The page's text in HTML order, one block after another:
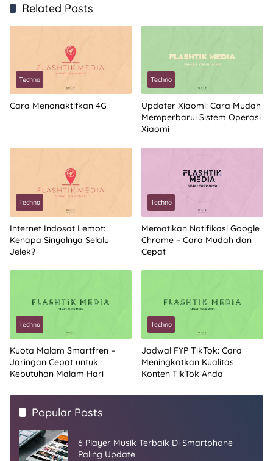
Related Posts
Techno
Cara Menonaktifkan 4G
Techno
Updater Xiaomi: Cara Mudah
Memperbarui Sistem Operasi
Xiaomi
Techno
Internet Indosat Lemot:
Kenapa Sinyalnya Selalu
Jelek?
Techno
Mematikan Notifikasi Google
Chrome – Cara Mudah dan
Cepat
Techno
Kuota Malam Smartfren –
Jaringan Cepat untuk
Kebutuhan Malam Hari
Techno
Jadwal FYP TikTok: Cara
Meningkatkan Kualitas
Konten TikTok Anda
Popular Posts
6 Player Musik Terbaik Di Smartphone
Paling Update